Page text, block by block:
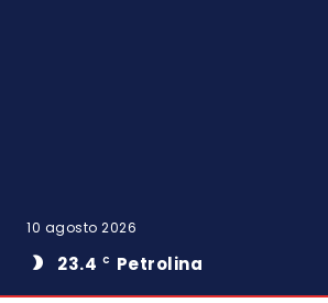
10 agosto 2026
23.4 C Petrolina